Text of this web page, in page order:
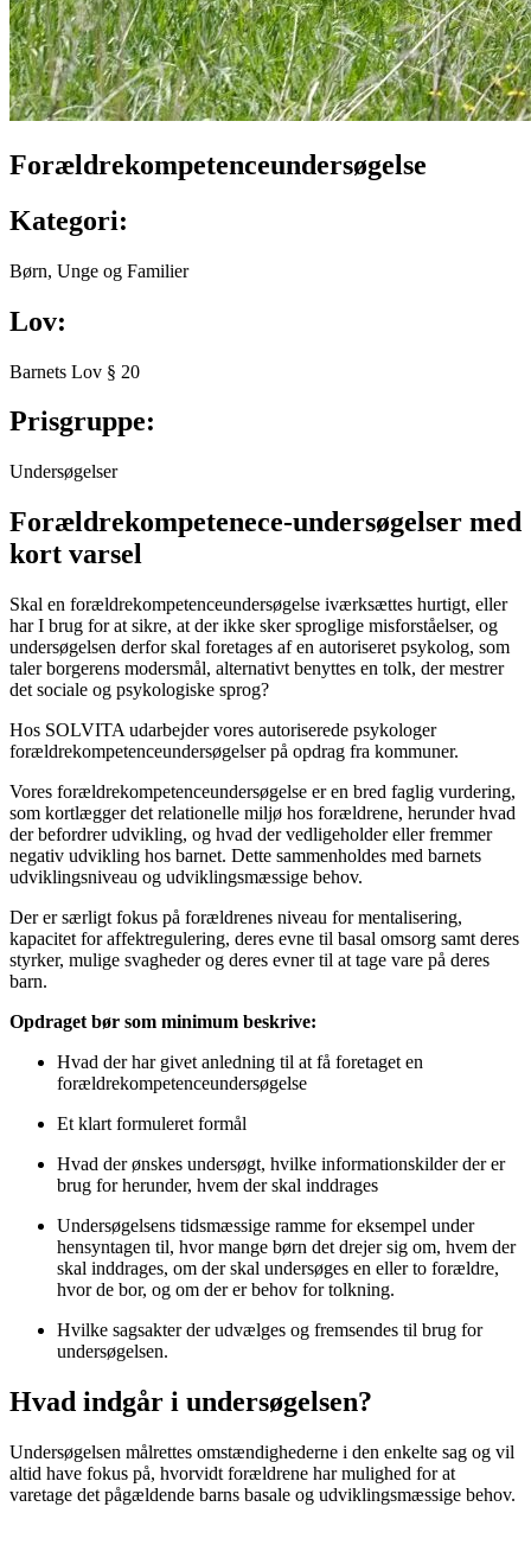
Forældrekompetenceundersøgelse
Kategori:
Børn, Unge og Familier
Lov:
Barnets Lov § 20
Prisgruppe:
Undersøgelser
Forældrekompetenece-undersøgelser med
kort varsel
Skal en forældrekompetenceundersøgelse iværksættes hurtigt, eller
har I brug for at sikre, at der ikke sker sproglige misforståelser, og
undersøgelsen derfor skal foretages af en autoriseret psykolog, som
taler borgerens modersmål, alternativt benyttes en tolk, dermestrer
det sociale og psykologiske sprog?
Hos SOLVITA udarbejder vores autoriserede psykologer
forældrekompetenceundersøgelser på opdrag fra kommuner.
Vores forældrekompetenceundersøgelse er en bred faglig vurdering,
som kortlægger det relationelle miljø hos forældrene, herunder hvad
der befordrer udvikling, og hvad der vedligeholder eller fremmer
negativ udvikling hos barnet. Dette sammenholdes med barnets
udviklingsniveau og udviklingsmæssige behov.
Der er særligt fokus på forældrenes niveau for mentalisering,
kapacitet for affektregulering, deres evne til basal omsorg samt deres
styrker, mulige svagheder og deres evner til at tage vare på deres
barn.
Opdraget bør som minimum beskrive:
Hvad der har givet anledning til at få foretaget en
forældrekompetenceundersøgelse
Et klart formuleret formål
Hvad der ønskes undersøgt, hvilke informationskilder der er
brug for herunder, hvem der skal inddrages
Undersøgelsens tidsmæssige ramme for eksempel under
hensyntagen til, hvor mange børn det drejer sig om, hvem der
skal inddrages, om der skal undersøges en eller to forældre,
hvor de bor, og om der er behov for tolkning.
Hvilke sagsakter der udvælges og fremsendes til brug for
undersøgelsen.
Hvad indgår i undersøgelsen?
Undersøgelsen målrettes omstændighederne i den enkelte sag og vil
altid have fokus på, hvorvidt forældrene har mulighed for at
varetage det pågældende barns basale og udviklingsmæssige behov.